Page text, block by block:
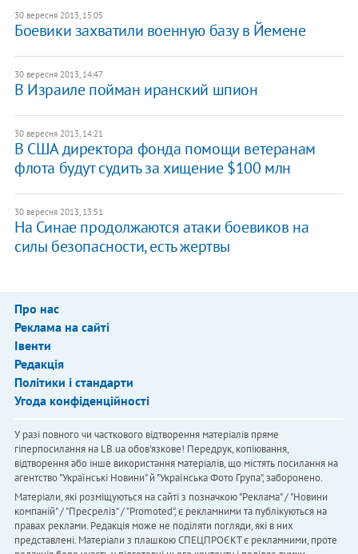
30 вересня 2013, 15:05
Боевики захватили военную базу в Йемене
30 вересня 2013, 14:47
В Израиле пойман иранский шпион
30 вересня 2013, 14:21
В США директора фонда помощи ветеранам
флота будут судить за хищение $100 млн
30 вересня 2013, 13:51
На Синае продолжаются атаки боевиков на
силы безопасности, есть жертвы
Про нас
Реклама на сайті
Івенти
Редакція
Політики і стандарти
Угода конфіденційності
У разі повного чи часткового відтворення матеріалів пряме
гіперпосилання на LB.ua обов'язкове! Передрук, копіювання,
відтворення або інше використання матеріалів, що містять посилання на
агентство "Українськi Новини" й "Українська Фото Група", заборонено.
Матеріали, які розміщуються на сайті з позначкою "Реклама" / "Новини
компаній" / "Пресреліз" / "Promoted", є рекламними та публікуються на
правах реклами. Редакція може не поділяти погляди, які в них
представлені. Матеріали з плашкою СПЕЦПРОЄКТ є рекламними, проте